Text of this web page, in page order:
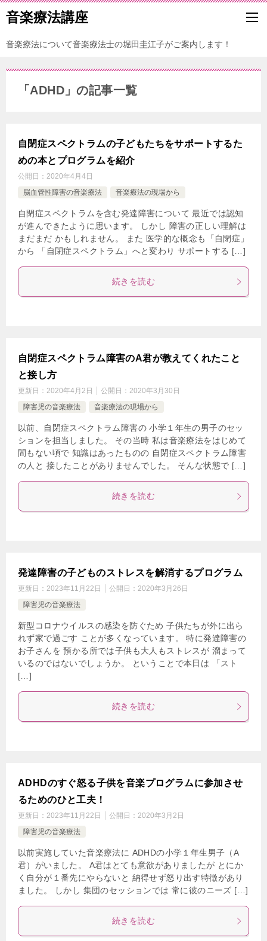
音楽療法講座
音楽療法について音楽療法士の堀田圭江子がご案内します！
「ADHD」の記事一覧
自閉症スペクトラムの子どもたちをサポートするた
めの本とプログラムを紹介
公開日： 2020年4月4日
脳血管性障害の音楽療法
音楽療法の現場から
自閉症スペクトラムを含む発達障害について 最近では認知
が進んできたように思います。 しかし 障害の正しい理解は
まだまだ かもしれません。 また 医学的な概念も「自閉症」
から 「自閉症スペクトラム」へと変わり サポートする […]
続きを読む
自閉症スペクトラム障害のA君が教えてくれたこと
と接し方
更新日： 2020年4月2日 公開日： 2020年3月30日
障害児の音楽療法
音楽療法の現場から
以前、自閉症スペクトラム障害の 小学１年生の男子のセッ
ションを担当しました。 その当時 私は音楽療法をはじめて
間もない頃で 知識はあったものの 自閉症スペクトラム障害
の人と 接したことがありませんでした。 そんな状態で […]
続きを読む
発達障害の子どものストレスを解消するプログラム
更新日： 2023年11月22日 公開日： 2020年3月26日
障害児の音楽療法
新型コロナウイルスの感染を防ぐため 子供たちが外に出ら
れず家で過ごす ことが多くなっています。 特に発達障害の
お子さんを 預かる所では子供も大人もストレスが 溜まって
いるのではないでしょうか。 ということで本日は 「スト
[…]
続きを読む
ADHDのすぐ怒る子供を音楽プログラムに参加させ
るためのひと工夫！
更新日： 2023年11月22日 公開日： 2020年3月2日
障害児の音楽療法
以前実施していた音楽療法に ADHDの小学１年生男子（A
君）がいました。 A君はとても意欲がありましたが とにか
く自分が１番先にやらないと 納得せず怒り出す特徴があり
ました。 しかし 集団のセッションでは 常に彼のニーズ […]
続きを読む